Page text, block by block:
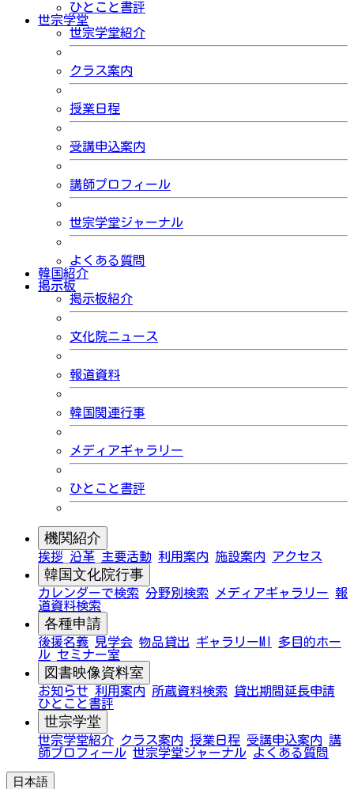
ひとこと書評
世宗学堂
世宗学堂紹介
クラス案内
授業日程
受講申込案内
講師プロフィール
世宗学堂ジャーナル
よくある質問
韓国紹介
掲示板
掲示板紹介
文化院ニュース
報道資料
韓国関連行事
メディアギャラリー
ひとこと書評
機関紹介
挨拶 沿革 主要活動 利用案内 施設案内 アクセス
韓国文化院行事
カレンダーで検索 分野別検索 メディアギャラリー 報
道資料検索
各種申請
後援名義 見学会 物品貸出 ギャラリーMI
多目的ホー
ル セミナー室
図書映像資料室
お知らせ 利用案内 所蔵資料検索
貸出期間延長申請
ひとこと書評
世宗学堂
世宗学堂紹介 クラス案内 授業日程 受講申込案内 講
師プロフィール 世宗学堂ジャーナル よくある質問
日本語